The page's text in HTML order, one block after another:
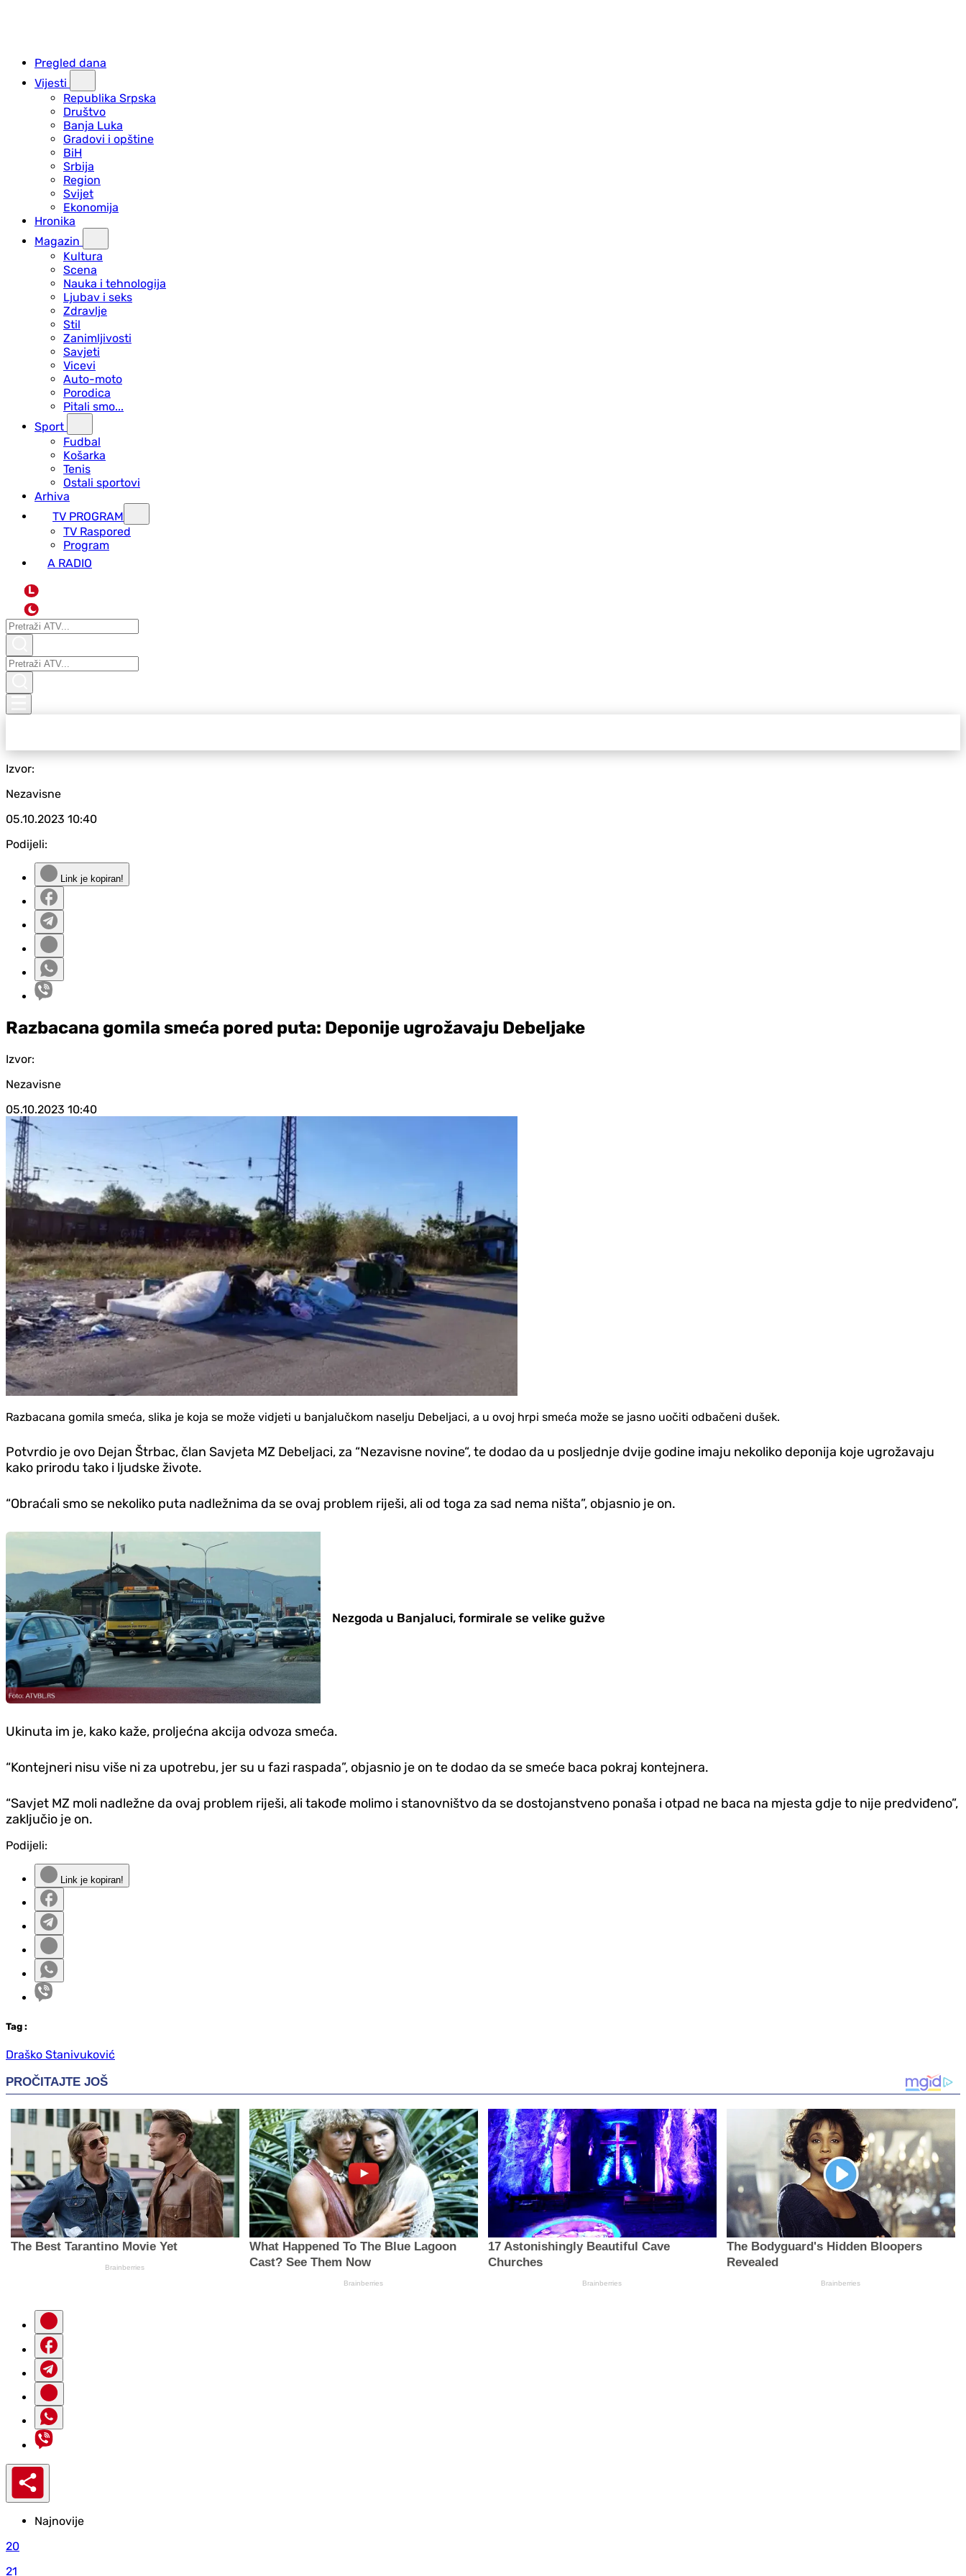
Pregled dana
Vijesti
Republika Srpska
Društvo
Banja Luka
Gradovi i opštine
BiH
Srbija
Region
Svijet
Ekonomija
Hronika
Magazin
Kultura
Scena
Nauka i tehnologija
Ljubav i seks
Zdravlje
Stil
Zanimljivosti
Savjeti
Vicevi
Auto-moto
Porodica
Pitali smo...
Sport
Fudbal
Košarka
Tenis
Ostali sportovi
Arhiva
TV PROGRAM
ТV Raspored
Program
A RADIO
L
Izvor:
Nezavisne
05.10.2023 10:40
Podijeli:
Link je kopiran!
Razbacana gomila smeća pored puta: Deponije ugrožavaju Debeljake
Izvor:
Nezavisne
05.10.2023 10:40
Razbacana gomila smeća, slika je koja se može vidjeti u banjalučkom naselju Debeljaci, a u ovoj hrpi smeća može se jasno uočiti odbačeni dušek.
Potvrdio je ovo Dejan Štrbac, član Savjeta MZ Debeljaci, za “Nezavisne novine“, te dodao da u posljednje dvije godine imaju nekoliko deponija koje ugrožavaju
kako prirodu tako i ljudske živote.
“Obraćali smo se nekoliko puta nadležnima da se ovaj problem riješi, ali od toga za sad nema ništa”, objasnio je on.
Nezgoda u Banjaluci, formirale se velike gužve
Ukinuta im je, kako kaže, proljećna akcija odvoza smeća.
“Kontejneri nisu više ni za upotrebu, jer su u fazi raspada”, objasnio je on te dodao da se smeće baca pokraj kontejnera.
“Savjet MZ moli nadležne da ovaj problem riješi, ali takođe molimo i stanovništvo da se dostojanstveno ponaša i otpad ne baca na mjesta gdje to nije predviđeno”,
zaključio je on.
Podijeli:
Link je kopiran!
Tag :
Draško Stanivuković
Najnovije
20
21